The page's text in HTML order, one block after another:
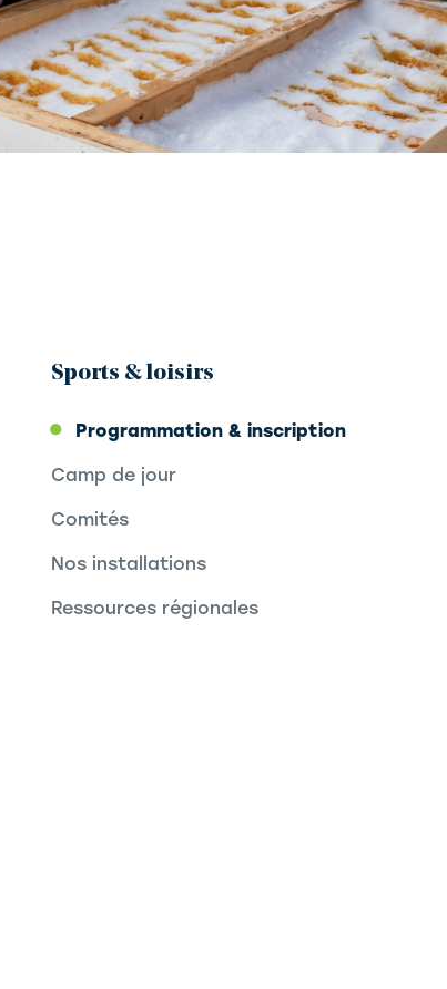
Sports & loisirs
Programmation & inscription
Camp de jour
Comités
Nos installations
Ressources régionales